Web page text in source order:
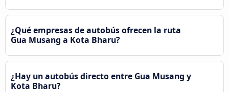
¿Qué empresas de autobús ofrecen la ruta
Gua Musang a Kota Bharu?
¿Hay un autobús directo entre Gua Musang y
Kota Bharu?